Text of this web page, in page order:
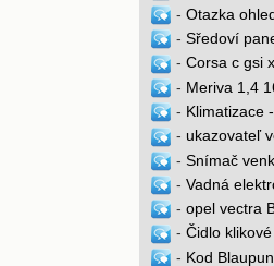
- Otazka
- Sředoví
- Corsa c gsi
- Meriva 1,4
- Klimatizace
- ukazovateľ
- Snímač
- Vadná
- opel vectra
- Čidlo
- Kod